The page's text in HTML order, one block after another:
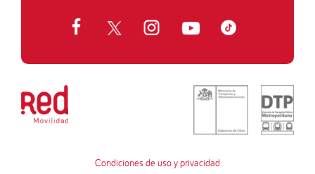
Condiciones de uso y privacidad